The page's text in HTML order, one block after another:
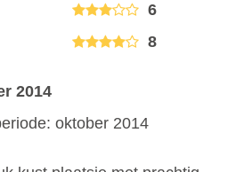
6
8
2014
oktober 2014